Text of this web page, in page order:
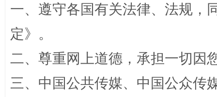
一、遵守各国有关法律、法规，
定》。
二、尊重网上道德，承担一切因
三、中国公共传媒、中国公众传